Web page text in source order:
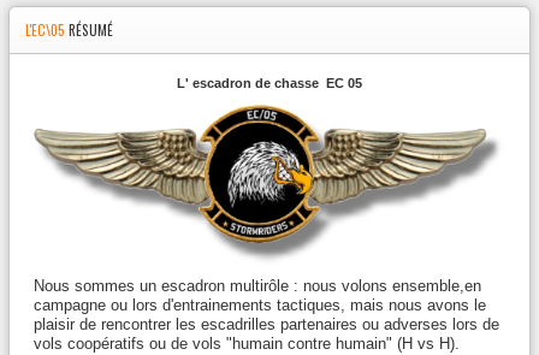
L'EC\05 RÉSUMÉ
L' escadron de chasse EC 05
Nous sommes un escadron multirôle : nous volons ensemble,en
campagne ou lors d'entrainements tactiques, mais nous avons le
plaisir de rencontrer les escadrilles partenaires ou adverses lors de
vols coopératifs ou de vols "humain contre humain" (H vs H).